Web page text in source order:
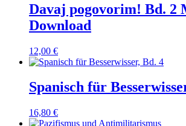
Davaj pogovorim! Bd. 2
Download
12,00 €
Spanisch für
16,80 €